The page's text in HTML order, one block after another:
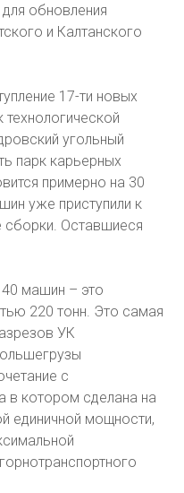
обновления
и Калтанского
17-ти новых
угольный
парк карьерных
примерно на 30
уже приступили к
сборки. Оставшиеся
машин – это
220 тонн. Это самая
УК
с
в котором сделана на
единичной мощности,